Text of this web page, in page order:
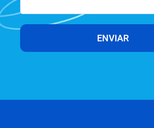
ENVIAR